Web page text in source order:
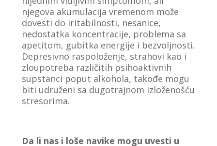
njegova akumulacija vremenom može
dovesti do iritabilnosti, nesanice,
nedostatka koncentracije, problema sa
apetitom, gubitka energije i bezvoljnosti.
Depresivno raspoloženje, strahovi kao i
zloupotreba različitih psihoaktivnih
supstanci poput alkohola, takođe mogu
biti udruženi sa dugotrajnom izloženošću
stresorima.
Da li nas i loše navike mogu uvesti u